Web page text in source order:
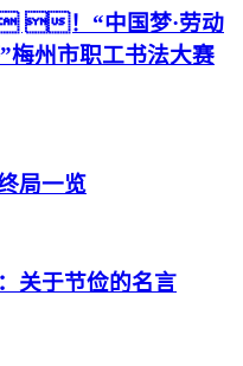
 ！“中国梦·劳动
梅州市职工书法大赛
局一览
于节俭的名言